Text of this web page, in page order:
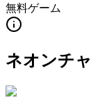
無料ゲーム
ネオンチ